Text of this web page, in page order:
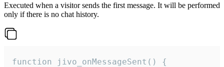
Executed when a visitor sends the first message. It will be performed
only if there is no chat history.
function jivo_onMessageSent() {